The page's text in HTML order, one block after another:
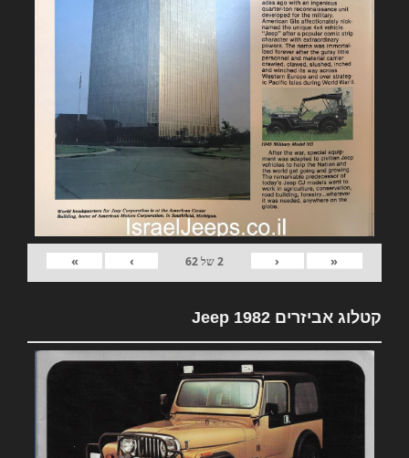
«
‹
2של62
›
»
קטלוג אביזרים 1982 Jeep